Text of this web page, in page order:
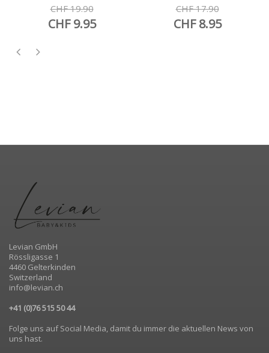
CHF 19.90
CHF 9.95
CHF 17.90
CHF 8.95
Levian GmbH
Rössligasse 1
4460 Gelterkinden
Switzerland
info@levian.ch
+41 (0)76 515 50 44
Folge uns auf Social Media, damit du immer die aktuellen News von
uns hast.